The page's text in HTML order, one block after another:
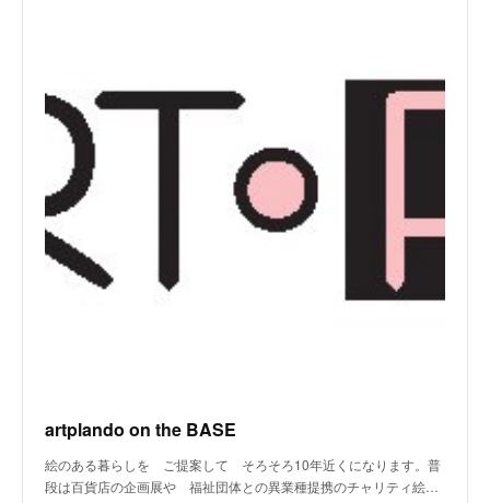
artplando on the BASE
絵のある暮らしを ご提案して そろそろ10年近くになります。普
段は百貨店の企画展や 福祉団体との異業種提携のチャリティ絵…